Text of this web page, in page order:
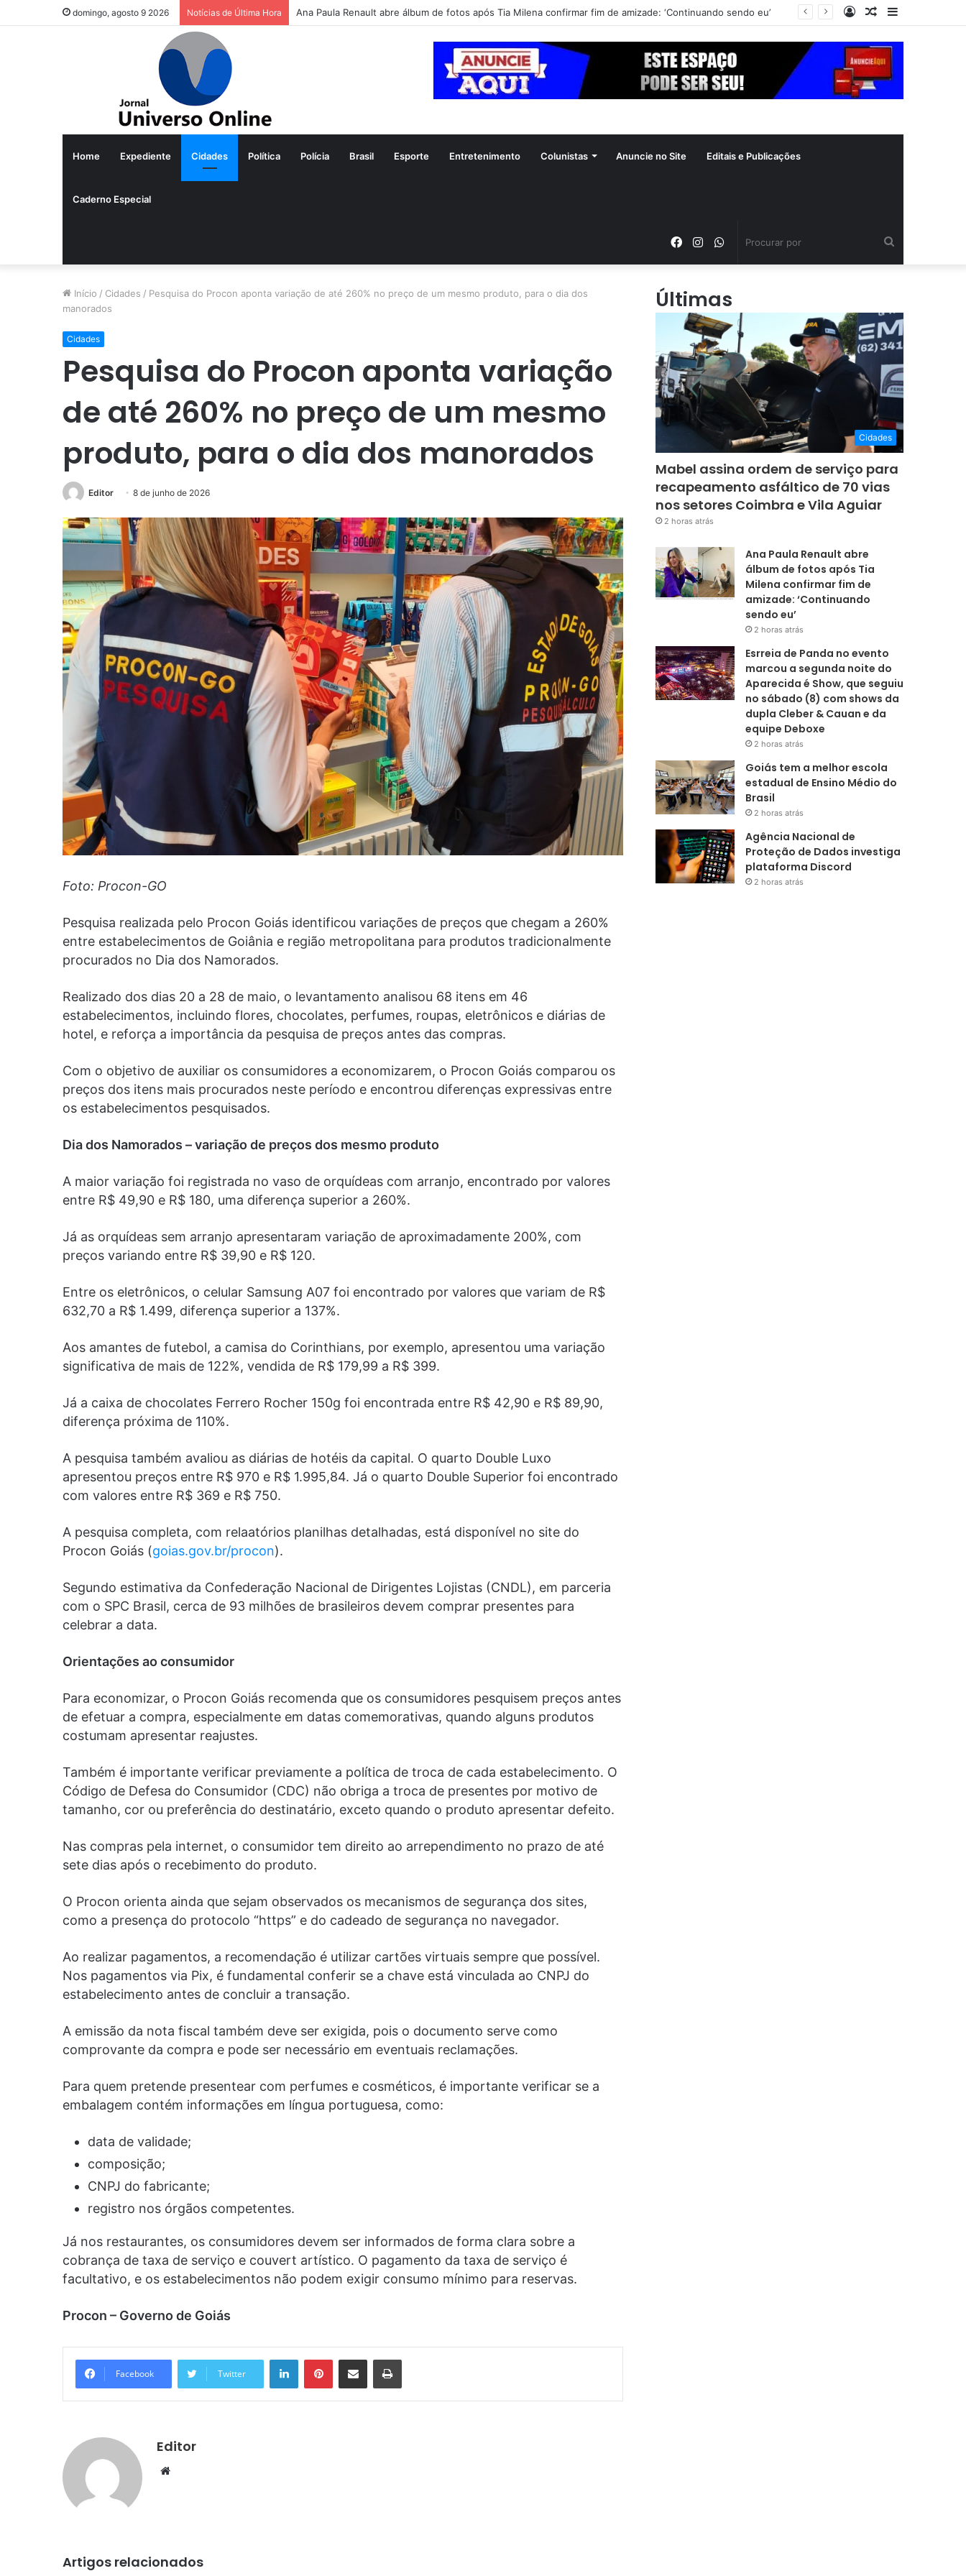
domingo, agosto 9 2026 Notícias de Última Hora Ana Paula Renault abre álbum de fotos após Tia Milena confirmar fim de amizade: ‘Continuando sendo eu’
Barra
Artigo
Entrar
Home Expediente Cidades Política Polícia Brasil Esporte Entretenimento Colunistas Anuncie no Site Editais e Publicações
Caderno Especial
WhatsApp
Instagram
Facebook
Início / Cidades / Pesquisa do Procon aponta variação de até 260% no preço de um mesmo produto, para o dia dos
manorados
Cidades
Pesquisa do Procon aponta variação
de até 260% no preço de um mesmo
produto, para o dia dos manorados
Editor 8 de junho de 2026
Foto: Procon-GO
Pesquisa realizada pelo Procon Goiás identificou variações de preços que chegam a 260%
entre estabelecimentos de Goiânia e região metropolitana para produtos tradicionalmente
procurados no Dia dos Namorados.
Realizado dos dias 20 a 28 de maio, o levantamento analisou 68 itens em 46
estabelecimentos, incluindo flores, chocolates, perfumes, roupas, eletrônicos e diárias de
hotel, e reforça a importância da pesquisa de preços antes das compras.
Com o objetivo de auxiliar os consumidores a economizarem, o Procon Goiás comparou os
preços dos itens mais procurados neste período e encontrou diferenças expressivas entre
os estabelecimentos pesquisados.
Dia dos Namorados – variação de preços dos mesmo produto
A maior variação foi registrada no vaso de orquídeas com arranjo, encontrado por valores
entre R$ 49,90 e R$ 180, uma diferença superior a 260%.
Já as orquídeas sem arranjo apresentaram variação de aproximadamente 200%, com
preços variando entre R$ 39,90 e R$ 120.
Entre os eletrônicos, o celular Samsung A07 foi encontrado por valores que variam de R$
632,70 a R$ 1.499, diferença superior a 137%.
Aos amantes de futebol, a camisa do Corinthians, por exemplo, apresentou uma variação
significativa de mais de 122%, vendida de R$ 179,99 a R$ 399.
Já a caixa de chocolates Ferrero Rocher 150g foi encontrada entre R$ 42,90 e R$ 89,90,
diferença próxima de 110%.
A pesquisa também avaliou as diárias de hotéis da capital. O quarto Double Luxo
apresentou preços entre R$ 970 e R$ 1.995,84. Já o quarto Double Superior foi encontrado
com valores entre R$ 369 e R$ 750.
A pesquisa completa, com relaatórios planilhas detalhadas, está disponível no site do
Procon Goiás (goias.gov.br/procon).
Segundo estimativa da Confederação Nacional de Dirigentes Lojistas (CNDL), em parceria
com o SPC Brasil, cerca de 93 milhões de brasileiros devem comprar presentes para
celebrar a data.
Orientações ao consumidor
Para economizar, o Procon Goiás recomenda que os consumidores pesquisem preços antes
de efetuar a compra, especialmente em datas comemorativas, quando alguns produtos
costumam apresentar reajustes.
Também é importante verificar previamente a política de troca de cada estabelecimento. O
Código de Defesa do Consumidor (CDC) não obriga a troca de presentes por motivo de
tamanho, cor ou preferência do destinatário, exceto quando o produto apresentar defeito.
Nas compras pela internet, o consumidor tem direito ao arrependimento no prazo de até
sete dias após o recebimento do produto.
O Procon orienta ainda que sejam observados os mecanismos de segurança dos sites,
como a presença do protocolo “https” e do cadeado de segurança no navegador.
Ao realizar pagamentos, a recomendação é utilizar cartões virtuais sempre que possível.
Nos pagamentos via Pix, é fundamental conferir se a chave está vinculada ao CNPJ do
estabelecimento antes de concluir a transação.
A emissão da nota fiscal também deve ser exigida, pois o documento serve como
comprovante da compra e pode ser necessário em eventuais reclamações.
Para quem pretende presentear com perfumes e cosméticos, é importante verificar se a
embalagem contém informações em língua portuguesa, como:
data de validade;
composição;
CNPJ do fabricante;
registro nos órgãos competentes.
Já nos restaurantes, os consumidores devem ser informados de forma clara sobre a
cobrança de taxa de serviço e couvert artístico. O pagamento da taxa de serviço é
facultativo, e os estabelecimentos não podem exigir consumo mínimo para reservas.
Procon – Governo de Goiás
Facebook Twitter
LinkedinPinterestCompartilhar via e-mail Imprimir
Editor
Website
Artigos relacionados
Últimas
Cidades
Mabel assina ordem de serviço para
recapeamento asfáltico de 70 vias
nos setores Coimbra e Vila Aguiar
2 horas atrás
Ana Paula Renault abre
álbum de fotos após Tia
Milena confirmar fim de
amizade: ‘Continuando
sendo eu’
2 horas atrás
Esrreia de Panda no evento
marcou a segunda noite do
Aparecida é Show, que seguiu
no sábado (8) com shows da
dupla Cleber & Cauan e da
equipe Deboxe
2 horas atrás
Goiás tem a melhor escola
estadual de Ensino Médio do
Brasil
2 horas atrás
Agência Nacional de
Proteção de Dados investiga
plataforma Discord
2 horas atrás